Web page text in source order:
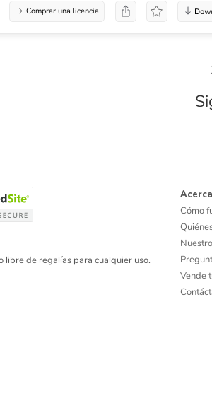
Comprar una licencia
libre de regalías para cualquier uso.
Cómo
Vende